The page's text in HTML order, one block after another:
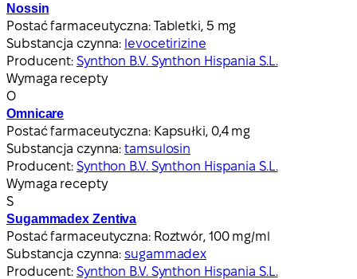
Nossin
Postać farmaceutyczna: Tabletki, 5 mg
Substancja czynna: levocetirizine
Producent: Synthon B.V. Synthon Hispania S.L.
Wymaga recepty
O
Omnicare
Postać farmaceutyczna: Kapsułki, 0,4 mg
Substancja czynna:tamsulosin
Producent: Synthon B.V. Synthon Hispania S.L.
Wymaga recepty
S
Sugammadex Zentiva
Postać farmaceutyczna: Roztwór, 100 mg/ml
Substancja czynna:sugammadex
Producent: Synthon B.V. Synthon Hispania S.L.